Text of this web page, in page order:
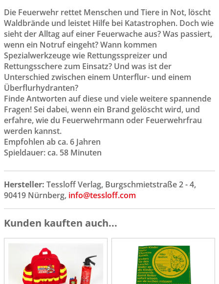
Die Feuerwehr rettet Menschen und Tiere in Not, löscht
Waldbrände und leistet Hilfe bei Katastrophen. Doch wie
sieht der Alltag auf einer Feuerwache aus? Was passiert,
wenn ein Notruf eingeht? Wann kommen
Spezialwerkzeuge wie Rettungsspreizer und
Rettungsschere zum Einsatz? Und was ist der
Unterschied zwischen einem Unterflur- und einem
Überflurhydranten?
Finde Antworten auf diese und viele weitere spannende
Fragen! Sei dabei, wenn ein Brand gelöscht wird, und
erfahre, wie du Feuerwehrmann oder Feuerwehrfrau
werden kannst.
Empfohlen ab ca. 6 Jahren
Spieldauer: ca. 58 Minuten
Hersteller: Tessloff Verlag, Burgschmietstraße 2 - 4,
90419 Nürnberg, info@tessloff.com
Kunden kauften auch...